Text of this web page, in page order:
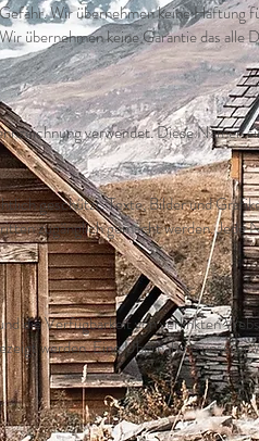
Wir übernehmen keine Haftung
übernehmen keine Garantie das alle
verwendet. Diese Namen
geschützt. Texte, Bilder und
zugänglich gemacht werden. Jede
die Verfügbarkeit von verlinkten
werden. Eine Übernahme